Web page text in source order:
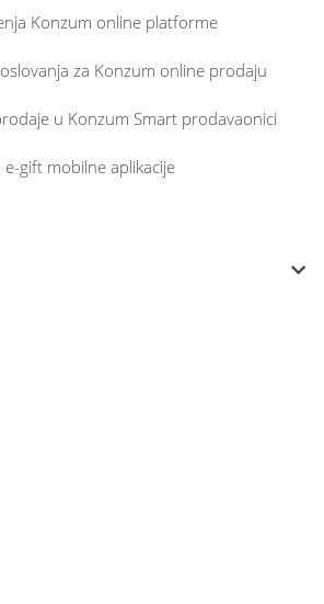
Konzum online platforme
za Konzum online prodaju
u Konzum Smart prodavaonici
gift mobilne aplikacije